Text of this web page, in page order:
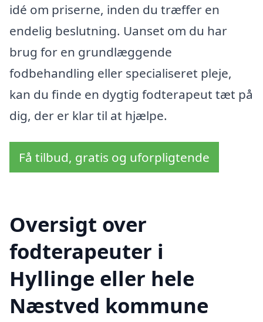
idé om priserne, inden du træffer en
endelig beslutning. Uanset om du har
brug for en grundlæggende
fodbehandling eller specialiseret pleje,
kan du finde en dygtig fodterapeut tæt på
dig, der er klar til at hjælpe.
Få tilbud, gratis og uforpligtende
Oversigt over
fodterapeuter i
Hyllinge eller hele
Næstved kommune